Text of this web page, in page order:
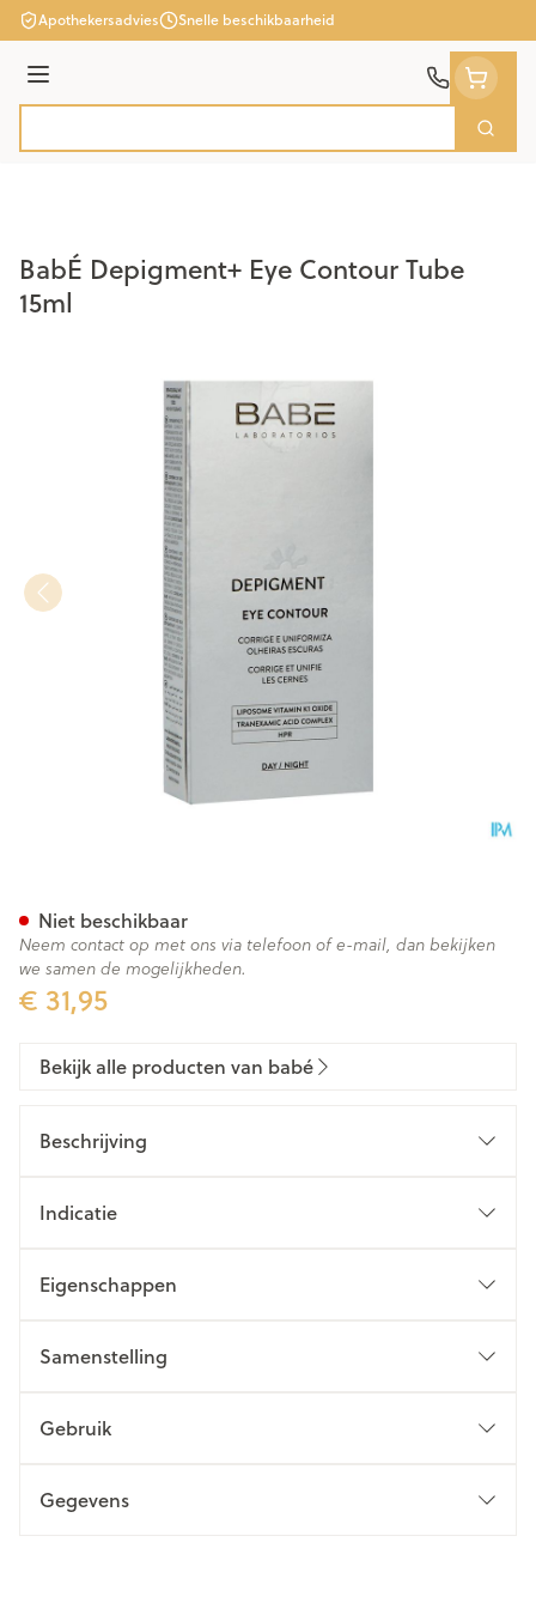
Ga naar de inhoud
Apothekersadvies Snelle beschikbaarheid
Menu
Zoek
BabÉ Depigment+ Eye Contour Tube
15ml
€ 31,95
Niet beschikbaar
Neem contact op met ons via telefoon of e-mail, dan bekijken
we samen de mogelijkheden.
Bekijk alle producten van babé
Beschrijving
Indicatie
Eigenschappen
Samenstelling
Gebruik
Gegevens